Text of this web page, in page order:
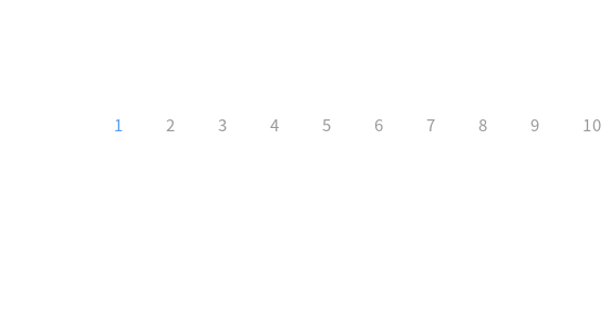
1 2 3 4 5 6 7 8 9 10